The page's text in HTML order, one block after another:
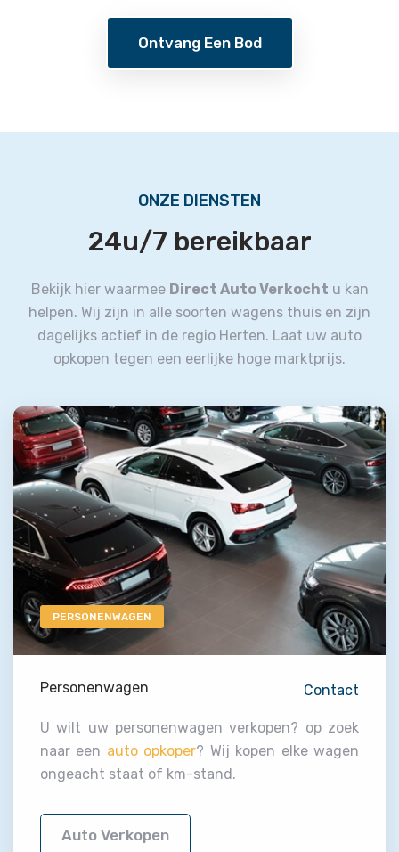
Ontvang Een Bod
ONZE DIENSTEN
24u/7 bereikbaar
Bekijk hier waarmee Direct Auto Verkocht u kan
helpen. Wij zijn in alle soorten wagens thuis en zijn
dagelijks actief in de regio Herten. Laat uw auto
opkopen tegen een eerlijke hoge marktprijs.
PERSONENWAGEN
Personenwagen Contact
U wilt uw personenwagen verkopen? op zoek
naar een auto opkoper? Wij kopen elke wagen
ongeacht staat of km-stand.
Auto Verkopen